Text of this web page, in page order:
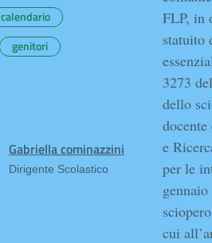
FLP, in
statuito
3273
dello
e
per le
cui
calendario
genitori
Gabriella cominazzini
Dirigente Scolastico